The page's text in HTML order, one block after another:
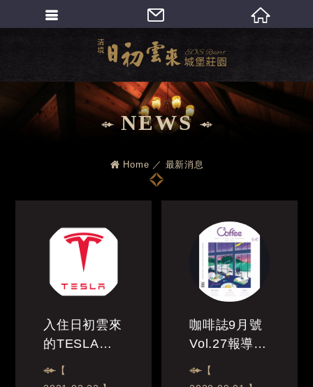
NEWS
Home 最新消息
入住日初雲來
的TESLA的
車友們不用擔
心充電問題
【
咖啡誌9月號
Vol.27報導-
城市咖啡之旅
【
繁體中文